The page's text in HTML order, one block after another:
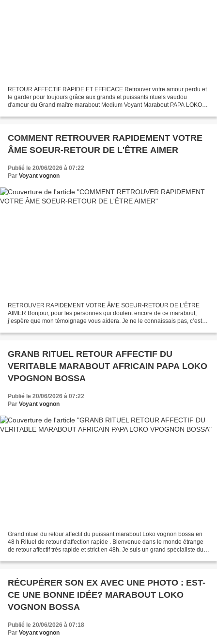
RETOUR AFFECTIF RAPIDE ET EFFICACE Retrouver votre amour perdu et
le garder pour toujours grâce aux grands et puissants rituels vaudou
d'amour du Grand maître marabout Medium Voyant Marabout PAPA LOKO
COMMENT RETROUVER RAPIDEMENT VOTRE
ÂME SOEUR-RETOUR DE L'ÊTRE AIMER
Publié le 20/06/2026 à 07:22
Par Voyant vognon
RETROUVER RAPIDEMENT VOTRE ÂME SOEUR-RETOUR DE L'ÊTRE
AIMER Bonjour, pour les personnes qui doutent encore de ce marabout,
j’espère que mon témoignage vous aidera. Je ne le connaissais pas, c’est
GRANB RITUEL RETOUR AFFECTIF DU
VERITABLE MARABOUT AFRICAIN PAPA LOKO
VPOGNON BOSSA
Publié le 20/06/2026 à 07:22
Par Voyant vognon
Grand rituel du retour affectif du puissant marabout Loko vognon bossa en
48 h Rituel de retour d'affection rapide . Bienvenue dans le monde étrange
de retour affectif très rapide et strict en 48h. Je suis un grand spécialiste du
RÉCUPÉRER SON EX AVEC UNE PHOTO : EST-
CE UNE BONNE IDÉE? MARABOUT LOKO
VOGNON BOSSA
Publié le 20/06/2026 à 07:18
Par Voyant vognon